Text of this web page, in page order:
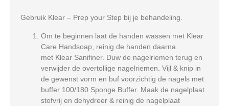
Gebruik Klear – Prep your Step bij je behandeling.
Om te beginnen laat de handen wassen met Klear
Care Handsoap, reinig de handen daarna
met Klear Sanifiner. Duw de nagelriemen terug en
verwijder de overtollige nagelriemen. Vijl & knip in
de gewenst vorm en buf voorzichtig de nagels met
buffer 100/180 Sponge Buffer. Maak de nagelplaat
stofvrij en dehydreer & reinig de nagelplaat